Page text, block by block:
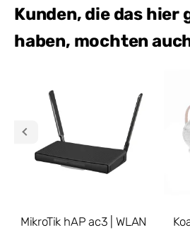
Kunden, die das hier
haben, mochten
MikroTik hAP ac3 | WLAN